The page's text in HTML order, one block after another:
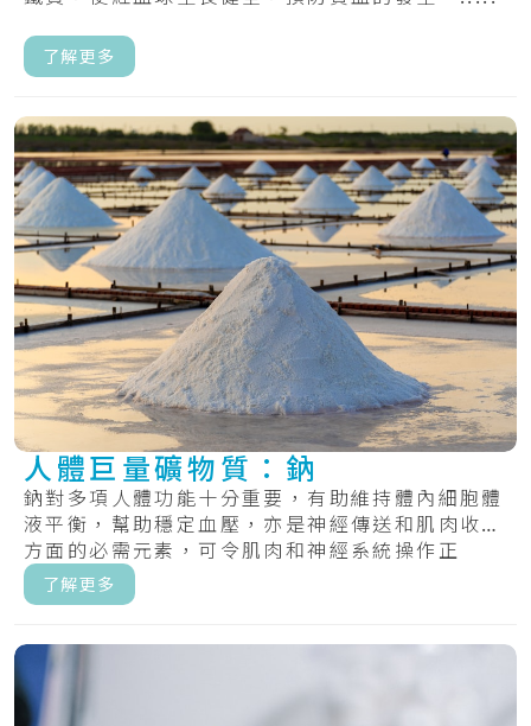
了解更多
人體巨量礦物質：鈉
鈉對多項人體功能十分重要，有助維持體內細胞體
液平衡，幫助穩定血壓，亦是神經傳送和肌肉收縮
方面的必需元素，可令肌肉和神經系統操作正
常。.....
了解更多